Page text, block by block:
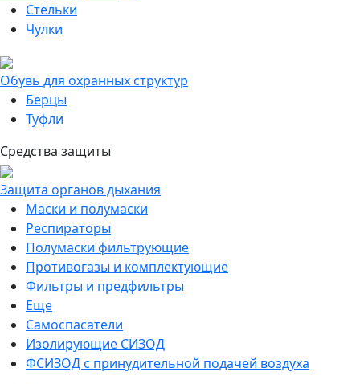
Стельки
Чулки
Обувь для охранных структур
Берцы
Туфли
Средства защиты
Защита органов дыхания
Маски и полумаски
Респираторы
Полумаски фильтрующие
Противогазы и комплектующие
Фильтры и предфильтры
Еще
Самоспасатели
Изолирующие СИЗОД
ФСИЗОД с принудительной подачей воздуха